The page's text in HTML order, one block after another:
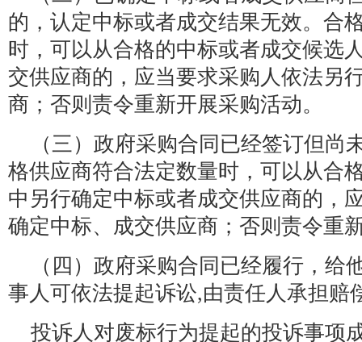
的，认定中标或者成交结果无效。合
时，可以从合格的中标或者成交候选
交供应商的，应当要求采购人依法另
商；否则责令重新开展采购活动。
（三）政府采购合同已经签订但尚
格供应商符合法定数量时，可以从合
中另行确定中标或者成交供应商的，
确定中标、成交供应商；否则责令重
（四）政府采购合同已经履行，给
事人可依法提起诉讼,由责任人承担赔
投诉人对废标行为提起的投诉事项